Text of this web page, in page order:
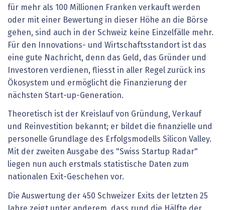
für mehr als 100 Millionen Franken verkauft werden
oder mit einer Bewertung in dieser Höhe an die Börse
gehen, sind auch in der Schweiz keine Einzelfälle mehr.
Für den Innovations- und Wirtschaftsstandort ist das
eine gute Nachricht, denn das Geld, das Gründer und
Investoren verdienen, fliesst in aller Regel zurück ins
Ökosystem und ermöglicht die Finanzierung der
nächsten Start-up-Generation.
Theoretisch ist der Kreislauf von Gründung, Verkauf
und Reinvestition bekannt; er bildet die finanzielle und
personelle Grundlage des Erfolgsmodells Silicon Valley.
Mit der zweiten Ausgabe des "Swiss Startup Radar"
liegen nun auch erstmals statistische Daten zum
nationalen Exit-Geschehen vor.
Die Auswertung der 450 Schweizer Exits der letzten 25
Jahre zeigt unter anderem, dass rund die Hälfte der